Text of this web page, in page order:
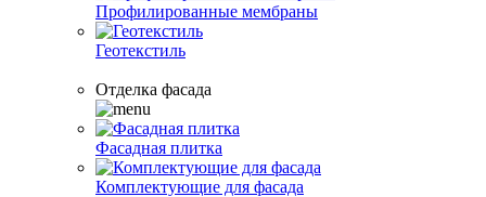
Профилированные мембраны
Геотекстиль
Отделка фасада
Фасадная плитка
Комплектующие для фасада